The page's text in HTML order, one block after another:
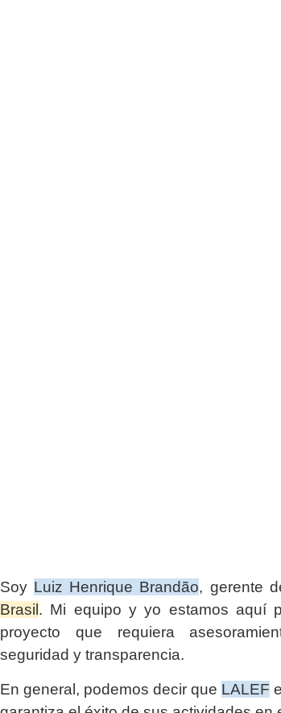
Soy Luiz Henrique Brandão, gerente
Brasil . Mi equipo y yo estamos aquí
proyecto que requiera
seguridad y transparencia.
En general, podemos decir que LALEF